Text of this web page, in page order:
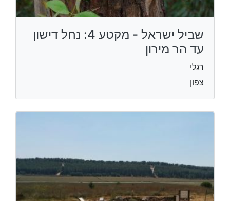
שביל ישראל - מקטע 4: נחל דישון
עד הר מירון
רגלי
צפון